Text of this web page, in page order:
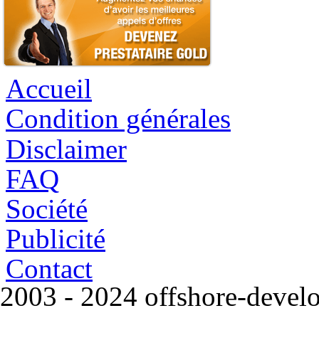
Accueil
Condition générales
Disclaimer
FAQ
Société
Publicité
Contact
2003 - 2024 offshore-